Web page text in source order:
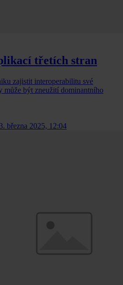
třetích stran
zajistit interoperabilitu své
může být zneužití dominantního
3. března 2025, 12:04